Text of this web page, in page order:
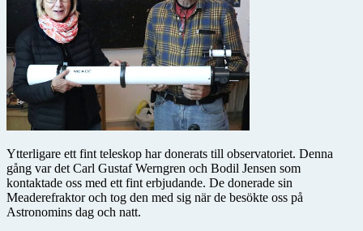
Ytterligare ett fint teleskop har donerats till observatoriet. Denna
gång var det Carl Gustaf Werngren och Bodil Jensen som
kontaktade oss med ett fint erbjudande. De donerade sin
Meaderefraktor och tog den med sig när de besökte oss på
Astronomins dag och natt.